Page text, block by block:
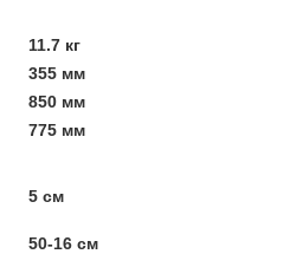
11.7 кг
355 мм
850 мм
775 мм
5 см
50-16 см